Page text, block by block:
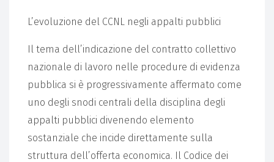
L’evoluzione del CCNL negli appalti pubblici
Il tema dell’indicazione del contratto collettivo
nazionale di lavoro nelle procedure di evidenza
pubblica si è progressivamente affermato come
uno degli snodi centrali della disciplina degli
appalti pubblici divenendo elemento
sostanziale che incide direttamente sulla
struttura dell’offerta economica. Il Codice dei